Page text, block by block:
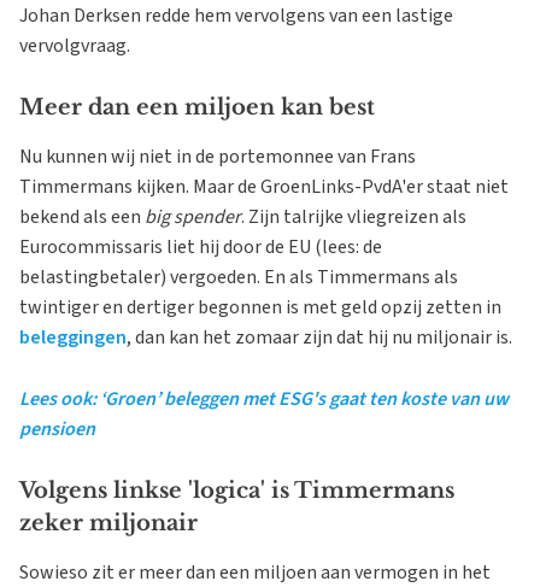
Johan Derksen redde hem vervolgens van een lastige
vervolgvraag.
Meer dan een miljoen kan best
Nu kunnen wij niet in de portemonnee van Frans
Timmermans kijken. Maar de GroenLinks-PvdA'er staat niet
bekend als een big spender. Zijn talrijke vliegreizen als
Eurocommissaris liet hij door de EU (lees: de
belastingbetaler) vergoeden. En als Timmermans als
twintiger en dertiger begonnen is met geld opzij zetten in
beleggingen, dan kan het zomaar zijn dat hij nu miljonair is.
Lees ook: ‘Groen’ beleggen met ESG's gaat ten koste van uw
pensioen
Volgens linkse 'logica' is Timmermans
zeker miljonair
Sowieso zit er meer dan een miljoen aan vermogen in het